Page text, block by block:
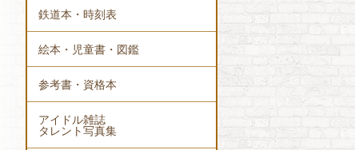
鉄道本・時刻表
絵本・児童書・図鑑
参考書・資格本
アイドル雑誌
タレント写真集